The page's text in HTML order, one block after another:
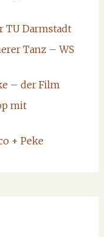
TU Darmstadt
Tanz – WS
– der Film
mit
+ Peke